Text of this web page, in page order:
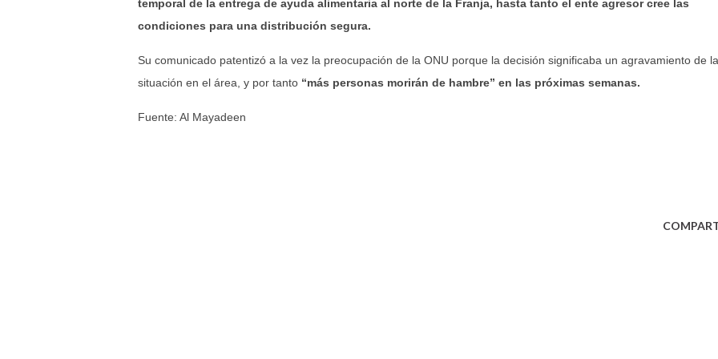
temporal de la entrega de ayuda alimentaria al norte de la Franja, hasta tanto el ente agresor cree las
condiciones para una distribución segura.
Su comunicado patentizó a la vez la preocupación de la ONU porque la decisión significaba un agravamiento de la
situación en el área, y por tanto “más personas morirán de hambre” en las próximas semanas.
Fuente: Al Mayadeen